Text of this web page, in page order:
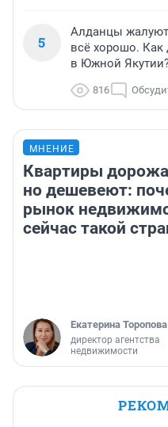
5
Алданцы
всё хорошо. Как
в Южной
816
МНЕНИЕ
Квартиры
но дешевеют:
рынок
сейчас такой
Екатерина Торопова
директор агентства
недвижимости